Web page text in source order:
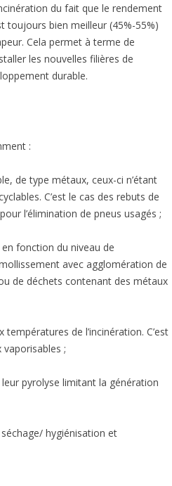
du fait que le rendement
toujours bien meilleur (45%-55%)
Cela permet à terme de
les nouvelles filières de
durable.
:
de type métaux, ceux-ci n’étant
C’est le cas des rebuts de
l’élimination de pneus usagés ;
fonction du niveau de
avec agglomération de
de déchets contenant des métaux
de l’incinération. C’est
;
pyrolyse limitant la génération
hygiénisation et